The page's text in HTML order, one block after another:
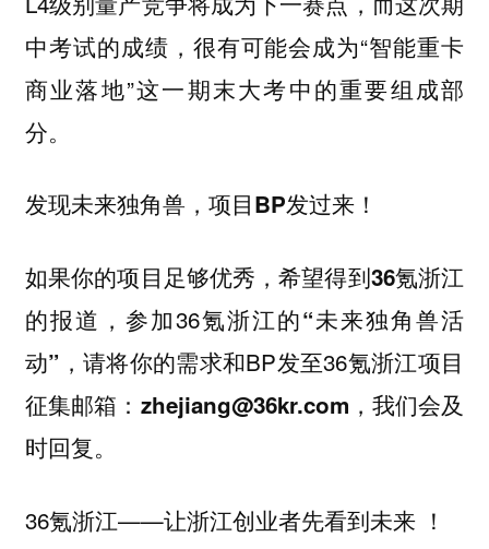
中考试的成绩，很有可能会成为“智能重卡
商业落地”这一期末大考中的重要组成部
分。
发现未来独角兽，项目BP发过来！
如果你的项目足够优秀，希望得到36氪浙江
的报道 ，参加36氪浙江的“未来独角兽活
动” ，请将你的需求和BP发至36氪浙江项目
征集邮箱： zhejiang@36kr.com ，我们会及
时回复。
36氪浙江——让浙江创业者先看到未来 ！